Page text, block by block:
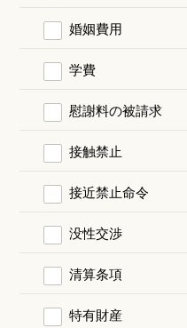
婚姻費用
学費
慰謝料の被請求
接触禁止
接近禁止命令
没性交渉
清算条項
特有財産